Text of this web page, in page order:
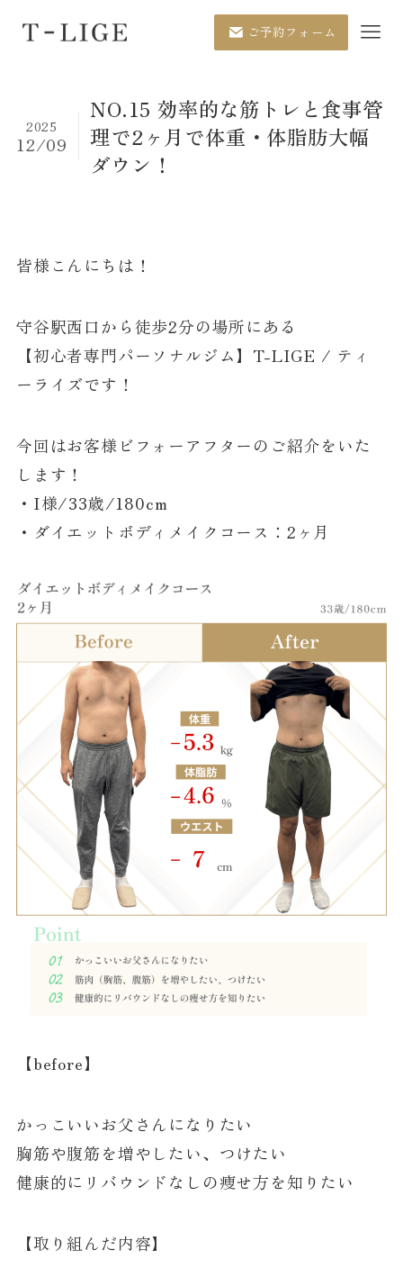
ご予約フォーム
NO.15 効率的な筋トレと食事管
理で2ヶ月で体重・体脂肪大幅
ダウン！
2025
12/09
皆様こんにちは！
守谷駅西口から徒歩2分の場所にある
【初心者専門パーソナルジム】T-LIGE / ティ
ーライズです！
今回はお客様ビフォーアフターのご紹介をいた
します！
・I様/33歳/180cm
・ダイエットボディメイクコース：2ヶ月
【before】
かっこいいお父さんになりたい
胸筋や腹筋を増やしたい、つけたい
健康的にリバウンドなしの痩せ方を知りたい
【取り組んだ内容】